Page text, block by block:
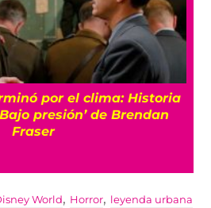
por el clima: Historia
presión’ de Brendan
Fraser
World, Horror, leyenda urbana